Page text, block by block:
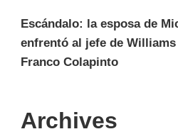
Escándalo: la esposa de
enfrentó al jefe de
Franco Colapinto
Archives